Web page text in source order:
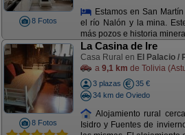
8 Fotos
Estamos en San
el río Nalón y la mina.
más pozos e historia
8 Fotos
La Casina de Ire
Casa Rural en El Palacio /
a 9,1 km de Tolivia
3 plazas
35 €
34 km de Oviedo
Alojamiento rural
Isidro y Fuentes de